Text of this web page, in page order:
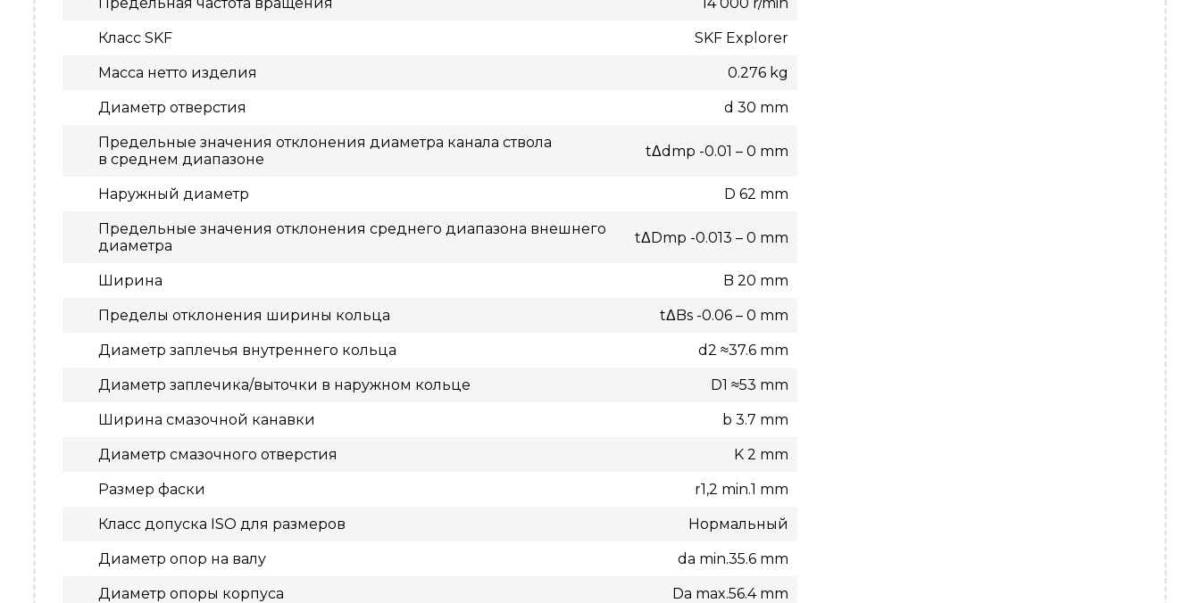
Класс SKF SKF Explorer
Масса нетто изделия 0.276 kg
Диаметр отверстия d 30 mm
Предельные значения отклонения диаметра канала ствола
в среднем диапазоне
tΔdmp -0.01 – 0 mm
Наружный диаметр D 62 mm
Предельные значения отклонения среднего диапазона внешнего
диаметра
tΔDmp -0.013 – 0 mm
Ширина B 20 mm
Пределы отклонения ширины кольца tΔBs -0.06 – 0 mm
Диаметр заплечья внутреннего кольца d2 ≈37.6 mm
Диаметр заплечика/выточки в наружном кольце D1 ≈53 mm
Ширина смазочной канавки b 3.7 mm
Диаметр смазочного отверстия K 2 mm
Размер фаски r1,2 min.1 mm
Класс допуска ISO для размеров Нормальный
Диаметр опор на валу da min.35.6 mm
Диаметр опоры корпуса Da max.56.4 mm